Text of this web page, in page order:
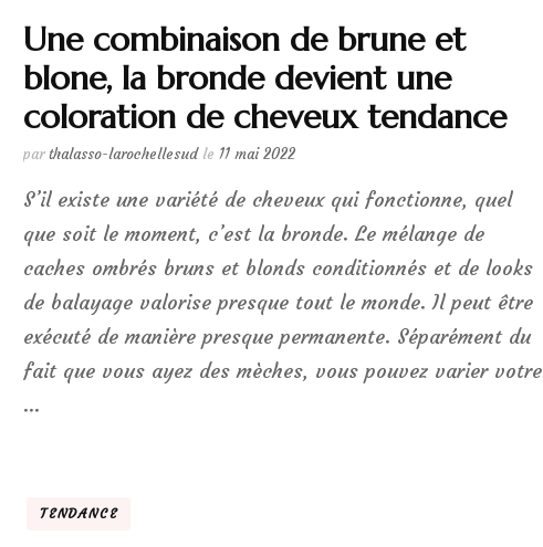
Une combinaison de brune et
blone, la bronde devient une
coloration de cheveux tendance
parthalasso-larochellesud le 11 mai 2022
S’il existe une variété de cheveux qui fonctionne, quel
que soit le moment, c’est la bronde. Le mélange de
caches ombrés bruns et blonds conditionnés et de looks
de balayage valorise presque tout le monde. Il peut être
exécuté de manière presque permanente. Séparément du
fait que vous ayez des mèches, vous pouvez varier votre
…
TENDANCE